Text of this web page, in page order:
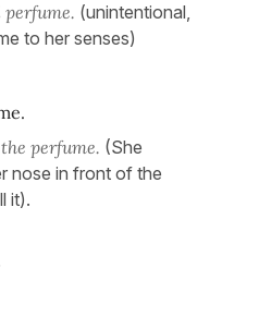
(unintentional,
to her senses)
perfume. (She
nose in front of the
it).